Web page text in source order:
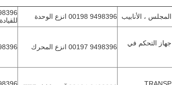
9498396 00198 انزع الوحدة
للقيادة
5322214 91038 جهاز التحكم في
9498396 00197 انزع المحرك 9498396 02384